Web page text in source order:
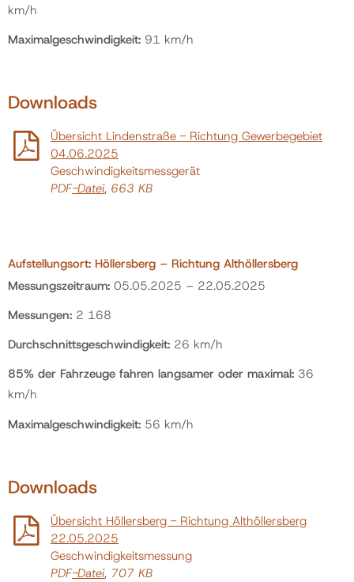
km/h
Maximalgeschwindigkeit: 91 km/h
Downloads
Übersicht Lindenstraße - Richtung Gewerbegebiet
04.06.2025
Geschwindigkeitsmessgerät
PDF-Datei, 663 KB
Aufstellungsort: Höllersberg – Richtung Althöllersberg
Messungszeitraum: 05.05.2025 – 22.05.2025
Messungen: 2 168
Durchschnittsgeschwindigkeit: 26 km/h
85% der Fahrzeuge fahren langsamer oder maximal: 36
km/h
Maximalgeschwindigkeit: 56 km/h
Downloads
Übersicht Höllersberg - Richtung Althöllersberg
22.05.2025
Geschwindigkeitsmessung
PDF-Datei, 707 KB